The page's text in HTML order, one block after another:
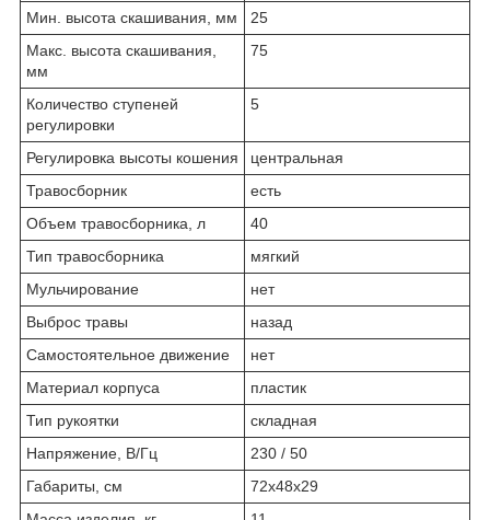
Мин. высота скашивания, мм
25
Макс. высота скашивания,
мм
75
Количество ступеней
регулировки
5
Регулировка высоты кошения
цен­траль­ная
Травосборник
есть
Объем травосборника, л
40
Тип травосборника
мяг­кий
Мульчирование
нет
Выброс травы
на­зад
Самостоятельное движение
нет
Материал корпуса
пла­стик
Тип рукоятки
склад­ная
Напряжение, В/Гц
230 / 50
Габариты, см
72x48x29